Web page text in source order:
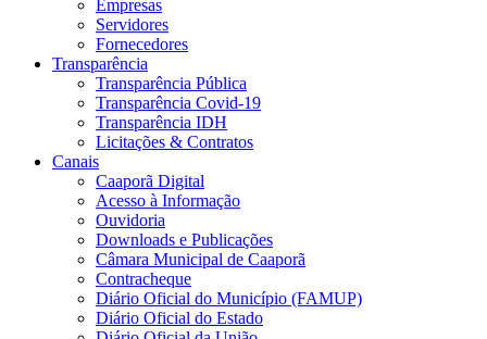
Empresas
Servidores
Fornecedores
Transparência
Transparência Pública
Transparência Covid-19
Transparência IDH
Licitações & Contratos
Canais
Caaporã Digital
Acesso à Informação
Ouvidoria
Downloads e Publicações
Câmara Municipal de Caaporã
Contracheque
Diário Oficial do Município (FAMUP)
Diário Oficial do Estado